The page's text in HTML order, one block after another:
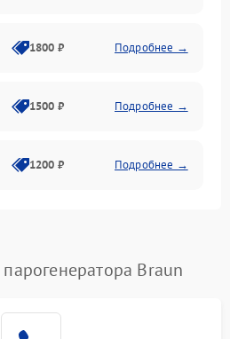
1800 ₽ Подробнее →
1500 ₽ Подробнее →
1200 ₽ Подробнее →
Подробнее →
Braun